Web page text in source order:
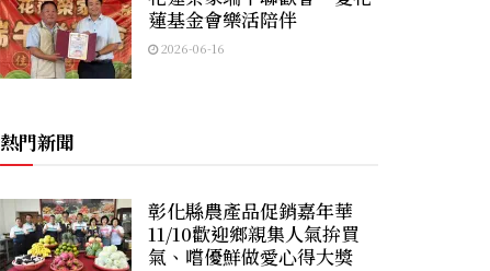
蓮基金會樂活陪伴
2026-06-16
熱門新聞
彰化縣農產品促銷嘉年華
11/10歡迎鄉親集人氣拚買
氣、嚐優鮮做愛心得大獎